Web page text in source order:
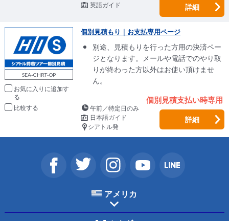
英語ガイド
詳細
SEA-CHRT-OP
お気に入りに追加
比較
個別見積もり｜お支払専用ページ
別途、見積もりを行った方用の決済ペー
ジとなります。メールや電話でのやり取
りが終わった方以外はお使い頂けませ
ん。
個別見積支払い時専用
午前／特定日のみ
日本語ガイド
シアトル発
詳細
アメリカ